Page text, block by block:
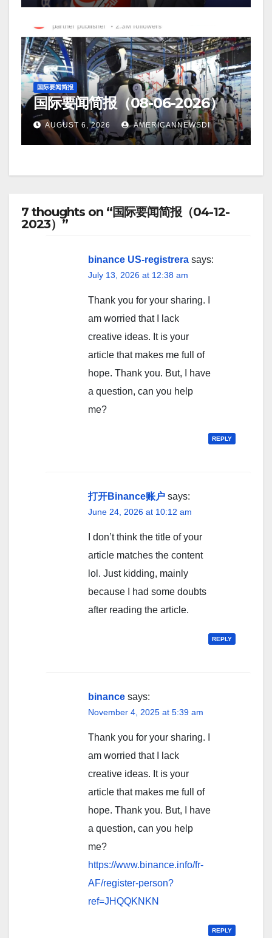
国际要闻简报
国际要闻简报（08-06-2026）
AUGUST 6, 2026 AMERICANNEWSDI
7 thoughts on “国际要闻简报（04-12-
2023）”
binance US-registrera says:
July 13, 2026 at 12:38 am
Thank you for your sharing. I
am worried that I lack
creative ideas. It is your
article that makes me full of
hope. Thank you. But, I have
a question, can you help
me?
REPLY
打开Binance账户 says:
June 24, 2026 at 10:12 am
I don’t think the title of your
article matches the content
lol. Just kidding, mainly
because I had some doubts
after reading the article.
REPLY
binance says:
November 4, 2025 at 5:39 am
Thank you for your sharing. I
am worried that I lack
creative ideas. It is your
article that makes me full of
hope. Thank you. But, I have
a question, can you help
me?
https://www.binance.info/fr-
AF/register-person?
ref=JHQQKNKN
REPLY